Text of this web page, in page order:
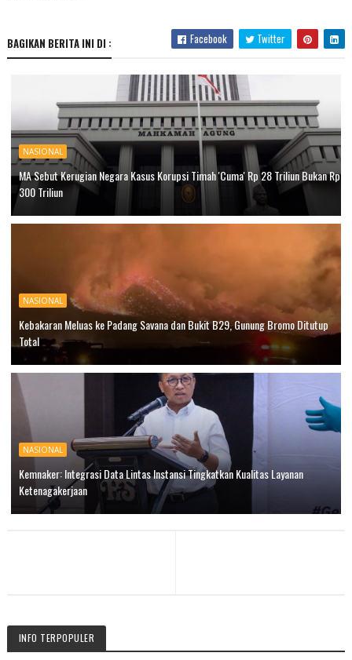
BAGIKAN BERITA INI DI : Facebook Twitter
NASIONAL
MA Sebut Kerugian Negara Kasus Korupsi Timah 'Cuma' Rp 28 Triliun Bukan Rp
300 Triliun
NASIONAL
Kebakaran Meluas ke Padang Savana dan Bukit B29, Gunung Bromo Ditutup
Total
NASIONAL
Kemnaker: Integrasi Data Lintas Instansi Tingkatkan Kualitas Layanan
Ketenagakerjaan
INFO TERPOPULER